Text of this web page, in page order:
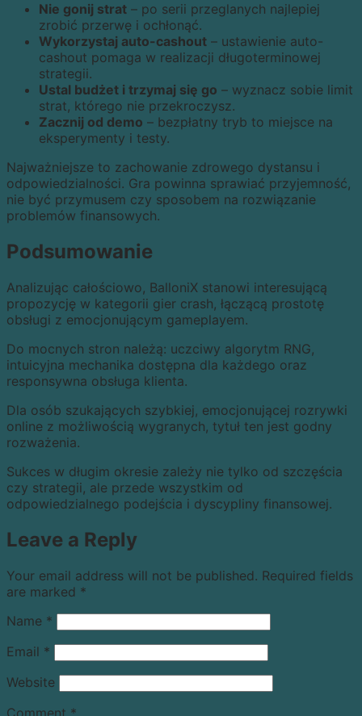
Nie gonij strat – po serii przeglanych najlepiej
zrobić przerwę i ochłonąć.
Wykorzystaj auto-cashout – ustawienie auto-
cashout pomaga w realizacji długoterminowej
strategii.
Ustal budżet i trzymaj się go – wyznacz sobie limit
strat, którego nie przekroczysz.
Zacznij od demo – bezpłatny tryb to miejsce na
eksperymenty i testy.
Najważniejsze to zachowanie zdrowego dystansu i
odpowiedzialności. Gra powinna sprawiać przyjemność,
nie być przymusem czy sposobem na rozwiązanie
problemów finansowych.
Podsumowanie
Analizując całościowo, BalloniX stanowi interesującą
propozycję w kategorii gier crash, łączącą prostotę
obsługi z emocjonującym gameplayem.
Do mocnych stron należą: uczciwy algorytm RNG,
intuicyjna mechanika dostępna dla każdego oraz
responsywna obsługa klienta.
Dla osób szukających szybkiej, emocjonującej rozrywki
online z możliwością wygranych, tytuł ten jest godny
rozważenia.
Sukces w długim okresie zależy nie tylko od szczęścia
czy strategii, ale przede wszystkim od
odpowiedzialnego podejścia i dyscypliny finansowej.
Leave a Reply
Your email address will not be published. Required fields
are marked *
Name *
Email *
Website
Comment *